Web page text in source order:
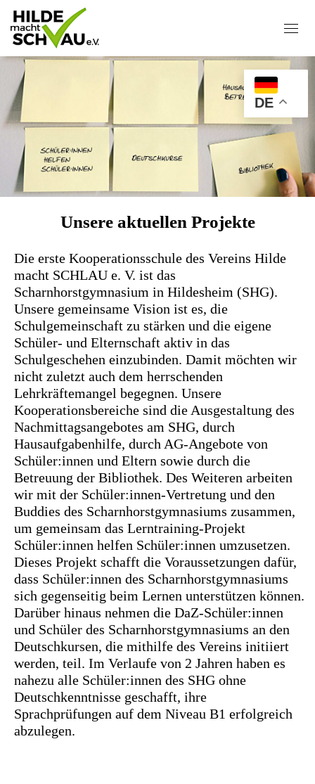
Skip
content
DE
Unsere aktuellen Projekte
Die erste Kooperationsschule des Vereins Hilde
macht SCHLAU e. V. ist das
Scharnhorstgymnasium in Hildesheim (SHG).
Unsere gemeinsame Vision ist es, die
Schulgemeinschaft zu stärken und die eigene
Schüler- und Elternschaft aktiv in das
Schulgeschehen einzubinden. Damit möchten wir
nicht zuletzt auch dem herrschenden
Lehrkräftemangel begegnen. Unsere
Kooperationsbereiche sind die Ausgestaltung des
Nachmittagsangebotes am SHG, durch
Hausaufgabenhilfe, durch AG-Angebote von
Schüler:innen und Eltern sowie durch die
Betreuung der Bibliothek. Des Weiteren arbeiten
wir mit der Schüler:innen-Vertretung und den
Buddies des Scharnhorstgymnasiums zusammen,
um gemeinsam das Lerntraining-Projekt
Schüler:innen helfen Schüler:innen umzusetzen.
Dieses Projekt schafft die Voraussetzungen dafür,
dass Schüler:innen des Scharnhorstgymnasiums
sich gegenseitig beim Lernen unterstützen können.
Darüber hinaus nehmen die DaZ-Schüler:innen
und Schüler des Scharnhorstgymnasiums an den
Deutschkursen, die mithilfe des Vereins initiiert
werden, teil. Im Verlaufe von 2 Jahren haben es
nahezu alle Schüler:innen des SHG ohne
Deutschkenntnisse geschafft, ihre
Sprachprüfungen auf dem Niveau B1 erfolgreich
abzulegen.